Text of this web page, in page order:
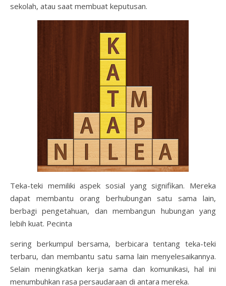
sekolah, atau saat membuat keputusan.
Teka-teki memiliki aspek sosial yang signifikan. Mereka
dapat membantu orang berhubungan satu sama lain,
berbagi pengetahuan, dan membangun hubungan yang
lebih kuat. Pecinta
sering berkumpul bersama, berbicara tentang teka-teki
terbaru, dan membantu satu sama lain menyelesaikannya.
Selain meningkatkan kerja sama dan komunikasi, hal ini
menumbuhkan rasa persaudaraan di antara mereka.